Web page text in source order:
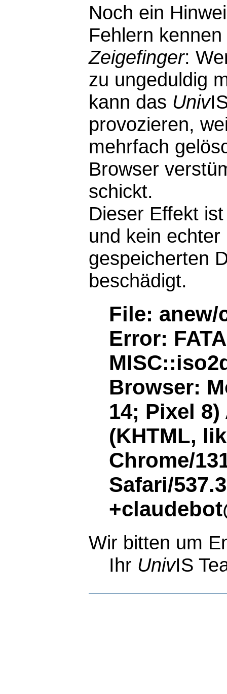
Noch ein
Fehlern
Zeigefinger:
zu ungeduldig
kann das Univ
provozieren,
mehrfach
Browser
schickt.
Dieser Effekt
und kein
gespeicherten
beschädigt.
File: anew/
Error:
Browser:
14; Pixel
(KHTML,
Chrome/
Safari/
Wir bitten um
Ihr UnivIS